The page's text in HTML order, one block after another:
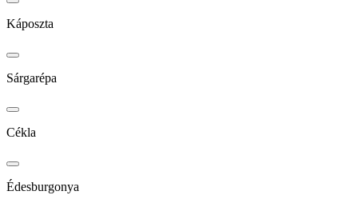
Káposzta
Sárgarépa
Cékla
Édesburgonya